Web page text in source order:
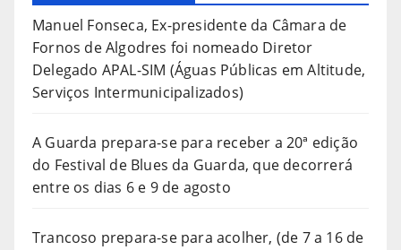
Manuel Fonseca, Ex-presidente da Câmara de
Fornos de Algodres foi nomeado Diretor
Delegado APAL-SIM (Águas Públicas em Altitude,
Serviços Intermunicipalizados)
A Guarda prepara-se para receber a 20ª edição
do Festival de Blues da Guarda, que decorrerá
entre os dias 6 e 9 de agosto
Trancoso prepara-se para acolher, (de 7 a 16 de